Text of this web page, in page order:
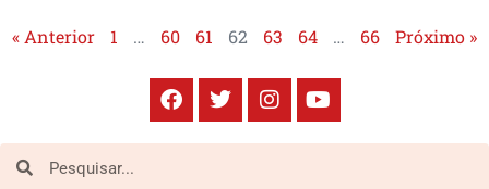
« Anterior 1 … 60 61 62 63 64 … 66 Próximo »